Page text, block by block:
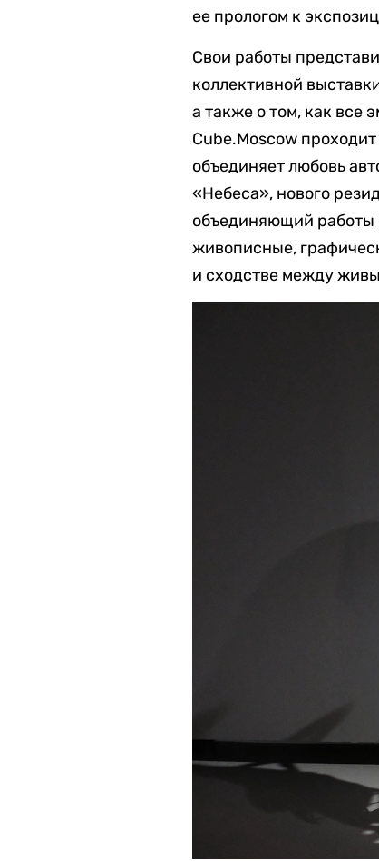
ее прологом к
Свои работы
коллективной
а также о том, как все
Cube.Moscow
объединяет любовь
«Небеса», нового
объединяющий работы
живописные,
и сходстве между